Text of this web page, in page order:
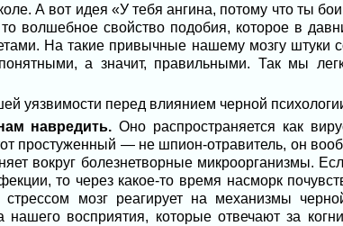
А вот идея «У тебя ангина, потому что ты
волшебное свойство подобия, которое в
На такие привычные нашему мозгу штуки
а значит, правильными. Так мы
уязвимости перед влиянием черной
навредить. Оно распространяется как
простуженный — не шпион-отравитель, он
вокруг болезнетворные микроорганизмы.
то через какое-то время насморк
мозг реагирует на механизмы
нашего восприятия, которые отвечают за